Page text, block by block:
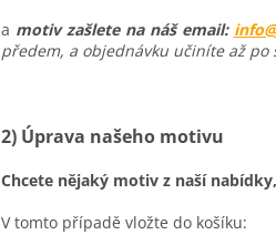
a motiv zašlete na náš email:
předem, a objednávku učiníte až po
2) Úprava našeho motivu
Chcete nějaký motiv z naší
V tomto případě vložte do košíku: